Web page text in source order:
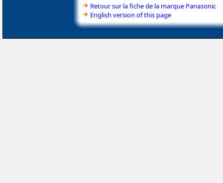
Retour sur la fiche de la marque Panasonic
English version of this page